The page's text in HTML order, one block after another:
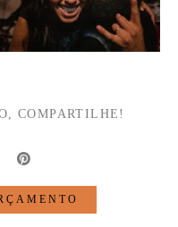
COMPARTILHE!